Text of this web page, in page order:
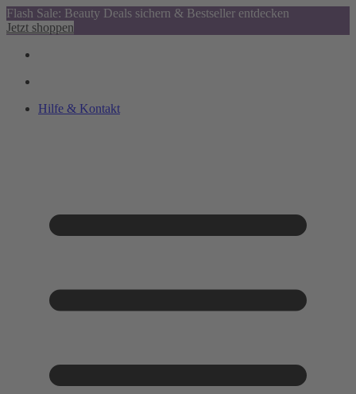
Flash Sale: Beauty Deals sichern & Bestseller entdecken
Jetzt shoppen
Hilfe & Kontakt